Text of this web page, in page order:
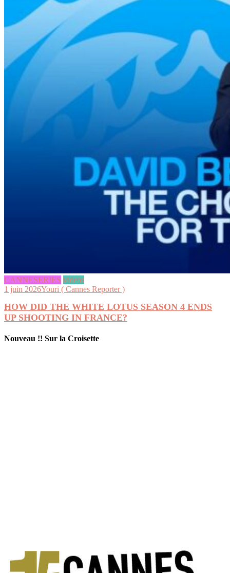
CANNESERIES videos
1 juin 2026Youri ( Cannes Reporter )
HOW DID THE WHITE LOTUS SEASON 4 ENDS
UP SHOOTING IN FRANCE?
Nouveau !! Sur la Croisette